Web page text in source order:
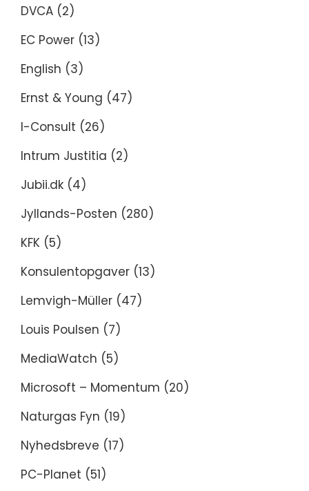
DVCA (2)
EC Power (13)
English (3)
Ernst & Young (47)
I-Consult (26)
Intrum Justitia (2)
Jubii.dk (4)
Jyllands-Posten (280)
KFK (5)
Konsulentopgaver (13)
Lemvigh-Müller (47)
Louis Poulsen (7)
MediaWatch (5)
Microsoft – Momentum (20)
Naturgas Fyn (19)
Nyhedsbreve (17)
PC-Planet (51)